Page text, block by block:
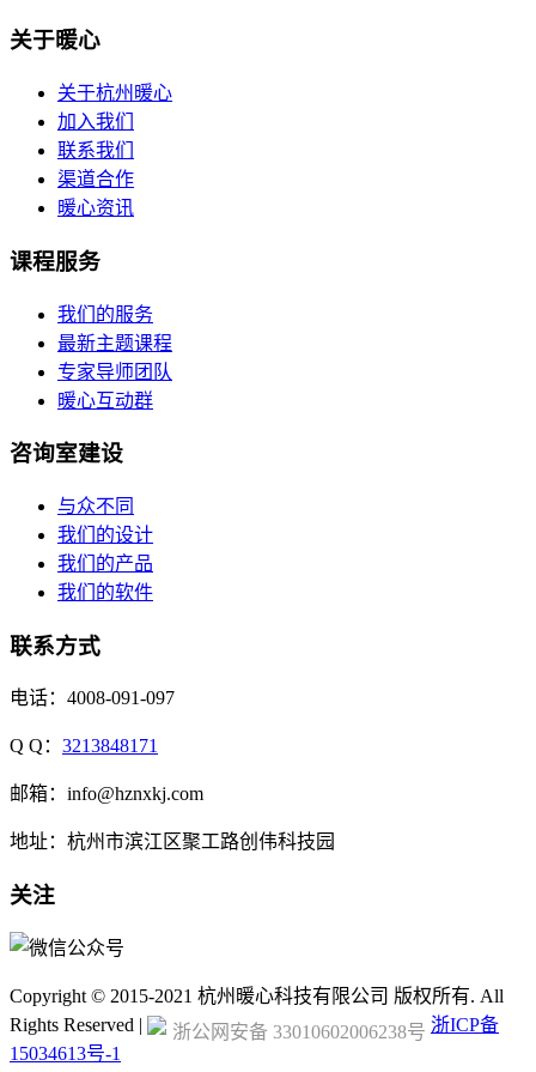
关于暖心
关于杭州暖心
加入我们
联系我们
渠道合作
暖心资讯
课程服务
我们的服务
最新主题课程
专家导师团队
暖心互动群
咨询室建设
与众不同
我们的设计
我们的产品
我们的软件
联系方式
电话：4008-091-097
Q Q： 3213848171
邮箱：info@hznxkj.com
地址： 杭州市滨江区聚工路创伟科技园
关注
Copyright © 2015-2021 杭州暖心科技有限公司 版权所有. All
Rights Reserved |
浙公网安备 33010602006238号 浙ICP备
15034613号-1